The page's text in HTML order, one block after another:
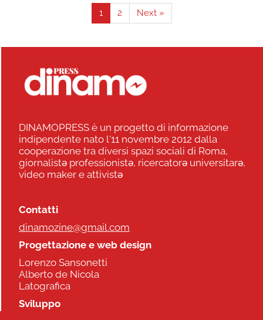
1 2 Next »
DINAMOPRESS è un progetto di informazione
indipendente nato l'11 novembre 2012 dalla
cooperazione tra diversi spazi sociali di Roma,
giornalistə professionistə, ricercatorə universitarə,
video maker e attivistə
Contatti
dinamozine@gmail.com
Progettazione e web design
Lorenzo Sansonetti
Alberto de Nicola
Latografica
Sviluppo